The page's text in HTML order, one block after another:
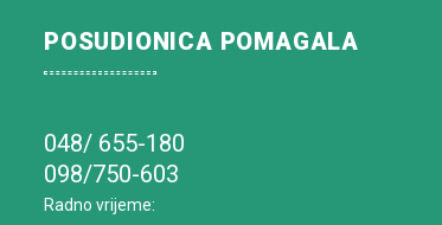
POSUDIONICA POMAGALA
048/ 655-180
098/750-603
Radno vrijeme: